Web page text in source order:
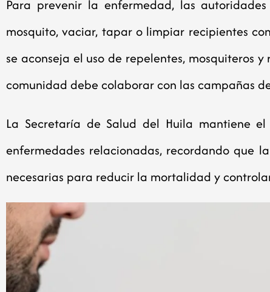
Para prevenir la enfermedad, las
mosquito, vaciar, tapar o limpiar recipientes
se aconseja el uso de repelentes, mosquiteros
comunidad debe colaborar con las campañas
La Secretaría de Salud del Huila mantiene
enfermedades relacionadas, recordando que
necesarias para reducir la mortalidad y